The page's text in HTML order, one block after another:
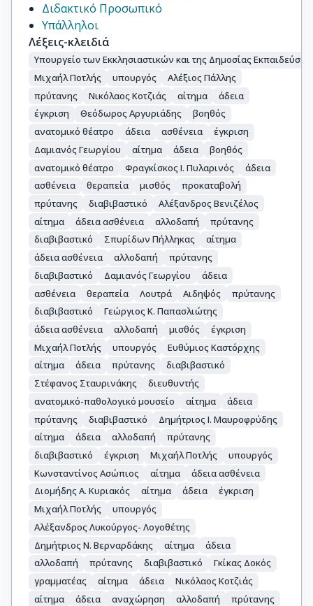
Διδακτικό Προσωπικό
Υπάλληλοι
Λέξεις-κλειδιά
Υπουργείο των Εκκλησιαστικών και της Δημοσίας
Μιχαήλ Ποτλής
υπουργός
Αλέξιος Πάλλης
πρύτανης
Νικόλαος Κοτζιάς αίτημα
άδεια
έγκριση
Θεόδωρος Αργυριάδης
βοηθός
ανατομικό θέατρο
άδεια ασθένεια
έγκριση
Δαμιανός Γεωργίου
αίτημα άδεια
βοηθός
ανατομικό θέατρο
Φραγκίσκος Ι. Πυλαρινός
άδεια
ασθένεια
θεραπεία μισθός
προκαταβολή
πρύτανης
διαβιβαστικό
Αλέξανδρος Βενιζέλος
αίτημα
άδεια ασθένεια αλλοδαπή
πρύτανης
διαβιβαστικό
Σπυρίδων Πήλληκας
αίτημα
άδεια ασθένεια
αλλοδαπή
πρύτανης
διαβιβαστικό
Δαμιανός Γεωργίου
άδεια
ασθένεια
θεραπεία Λουτρά Αιδηψός
πρύτανης
διαβιβαστικό
Γεώργιος Κ. Παπασλιώτης
άδεια ασθένεια
αλλοδαπή μισθός
έγκριση
Μιχαήλ Ποτλής
υπουργός
Ευθύμιος Καστόρχης
αίτημα
άδεια πρύτανης
διαβιβαστικό
Στέφανος Σταυρινάκης
διευθυντής
ανατομικό-παθολογικό μουσείο
αίτημα
άδεια
πρύτανης
διαβιβαστικό
Δημήτριος Ι. Μαυροφρύδης
αίτημα
άδεια αλλοδαπή
πρύτανης
διαβιβαστικό
έγκριση Μιχαήλ Ποτλής
υπουργός
Κωνσταντίνος Ασώπιος
αίτημα
άδεια ασθένεια
Διομήδης Α. Κυριακός
αίτημα άδεια
έγκριση
Μιχαήλ Ποτλής
υπουργός
Αλέξανδρος Λυκούργος- Λογοθέτης
Δημήτριος Ν. Βερναρδάκης
αίτημα
άδεια
αλλοδαπή
πρύτανης διαβιβαστικό
Γκίκας Δοκός
γραμματέας
αίτημα άδεια
Νικόλαος Κοτζιάς
αίτημα
άδεια αναχώρηση αλλοδαπή
πρύτανης